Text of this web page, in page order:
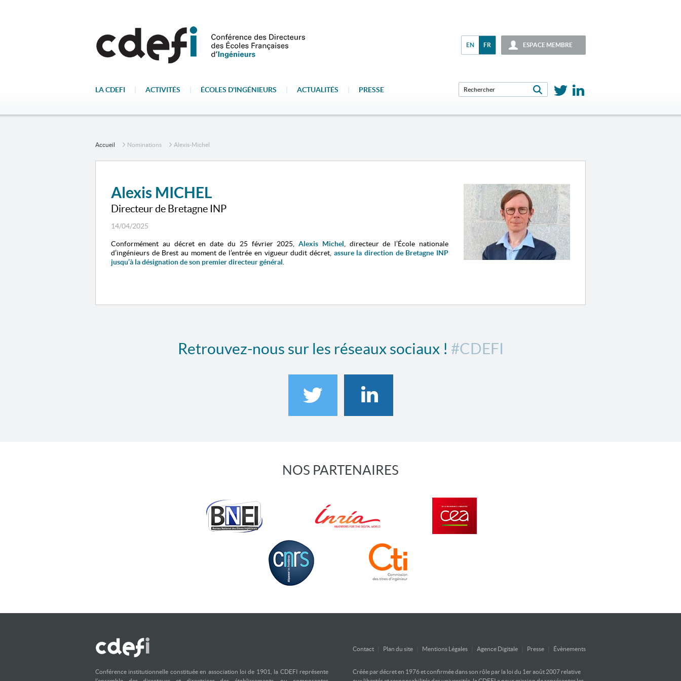
ESPACE MEMBRE
EN FR
LA CDEFI ACTIVITÉS ÉCOLES D'INGÉNIEURS ACTUALITÉS PRESSE
Accueil Nominations Alexis-Michel
Alexis MICHEL
Directeur de Bretagne INP
14/04/2025
Conformément au décret en date du 25 février 2025,Alexis Michel , directeur de l’École nationale
d’ingénieurs de Brest au moment de l’entrée en vigueur dudit décret, assure la direction de Bretagne INP
jusqu’à la désignation de son premier directeur général
Retrouvez-nous sur les réseaux sociaux ! #CDEFI
NOS PARTENAIRES
Contact Plan du site Mentions Légales Agence Digitale Presse Évènements
Conférence institutionnelle constituée en association loi de 1901, la CDEFI représente
Créée par décret en 1976 et confirmée dans son rôle par la loi du 1er août 2007 relative